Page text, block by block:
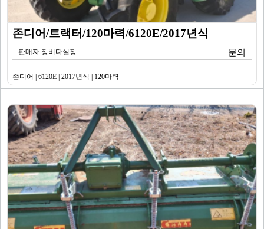
존디어/트랙터/120마력/6120E/2017년식
판매자 장비다실장 문의
존디어 | 6120E | 2017년식 | 120마력